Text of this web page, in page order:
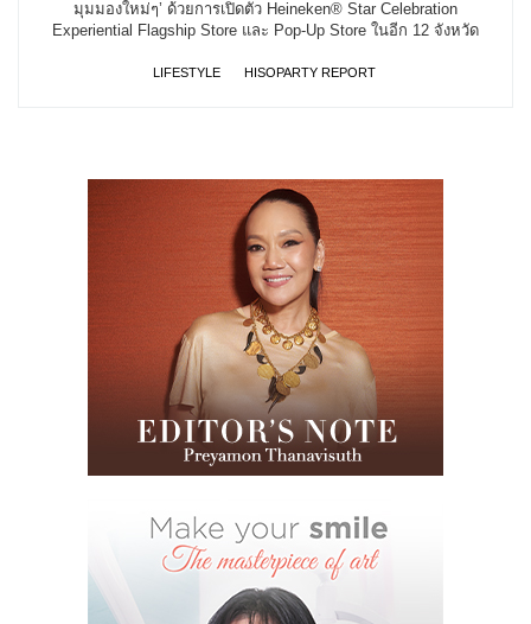
มุมมองใหม่ๆ’ ด้วยการเปิดตัว Heineken® Star Celebration
Experiential Flagship Store และ Pop-Up Store ในอีก 12 จังหวัด
LIFESTYLE HISOPARTY REPORT